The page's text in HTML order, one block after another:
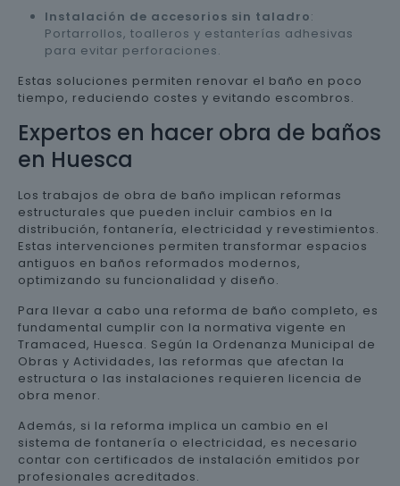
Instalación de accesorios sin taladro:
Portarrollos, toalleros y estanterías adhesivas
para evitar perforaciones.
Estas soluciones permiten renovar el baño en poco
tiempo, reduciendo costes y evitando escombros.
Expertos en hacer obra de baños
en Huesca
Los trabajos de obra de baño implican reformas
estructurales que pueden incluir cambios en la
distribución, fontanería, electricidad y revestimientos.
Estas intervenciones permiten transformar espacios
antiguos en baños reformados modernos,
optimizando su funcionalidad y diseño.
Para llevar a cabo una reforma de baño completo, es
fundamental cumplir con la normativa vigente en
Tramaced, Huesca. Según la Ordenanza Municipal de
Obras y Actividades, las reformas que afectan la
estructura o las instalaciones requieren licencia de
obra menor.
Además, si la reforma implica un cambio en el
sistema de fontanería o electricidad, es necesario
contar con certificados de instalación emitidos por
profesionales acreditados.